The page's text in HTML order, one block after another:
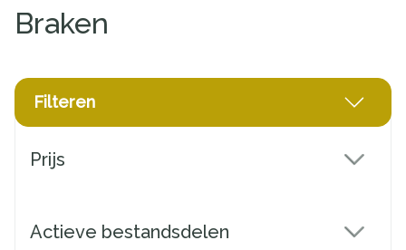
Braken
Filteren
Prijs
Actieve bestandsdelen